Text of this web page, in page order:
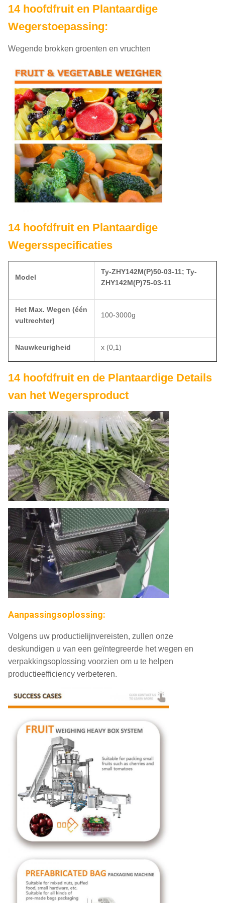
14 hoofdfruit en Plantaardige
Wegerstoepassing:
Wegende brokken groenten en vruchten
14 hoofdfruit en Plantaardige
Wegersspecificaties
Model
Ty-ZHY142M(P)50-03-11; Ty-
ZHY142M(P)75-03-11
Het Max. Wegen (één
vultrechter)
100-3000g
Nauwkeurigheid x (0,1)
Min. Schaalinterval 0.1g
Max. Snelheid 60 BPM
Vultrechtervolume 5.0L / 7.5L
HMI 7 ' ‚kleurentouch screen ‚/10‘
Voeding
AC220V/110V ±10% 50HZ/60HZ,
1.5KW
14 hoofdfruit en de Plantaardige Details
van het Wegersproduct
Aanpassingsoplossing:
Volgens uw productielijnvereisten, zullen onze
deskundigen u van een geïntegreerde het wegen en
verpakkingsoplossing voorzien om u te helpen
productieefficiency verbeteren.